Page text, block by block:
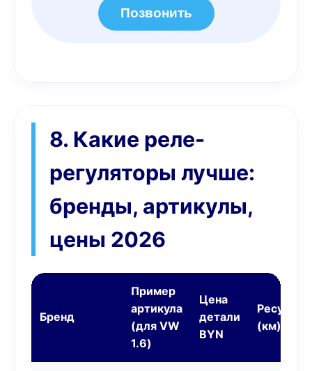
Позвонить
8. Какие реле-
регуляторы лучше:
бренды, артикулы,
цены 2026
Бренд
Пример
артикула
(для VW
1.6)
Цена
детали
BYN
Ресурс
(км)